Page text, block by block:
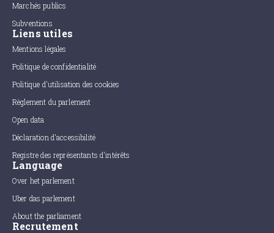
Marchés publics
Subventions
Liens utiles
Mentions légales
Politique de confidentialité
Politique d'utilisation des cookies
Règlement du parlement
Open data
Déclaration d'accessibilité
Registre des représentants d'intérêts
Language
Over het parlement
Uber das parlement
About the parliament
Recrutement